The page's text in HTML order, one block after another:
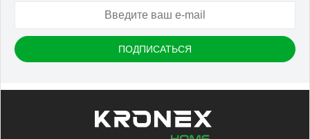
150*25*3000 мм
КУПИТЬ